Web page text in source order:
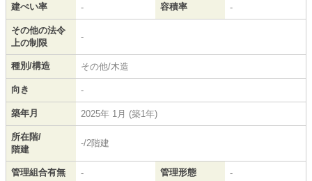
建ぺい率 - 容積率 -
その他の法令
上の制限
-
種別/構造 その他/木造
向き -
築年月 2025年 1月 (築1年)
所在階/
階建
-/2階建
管理組合有無 - 管理形態 -